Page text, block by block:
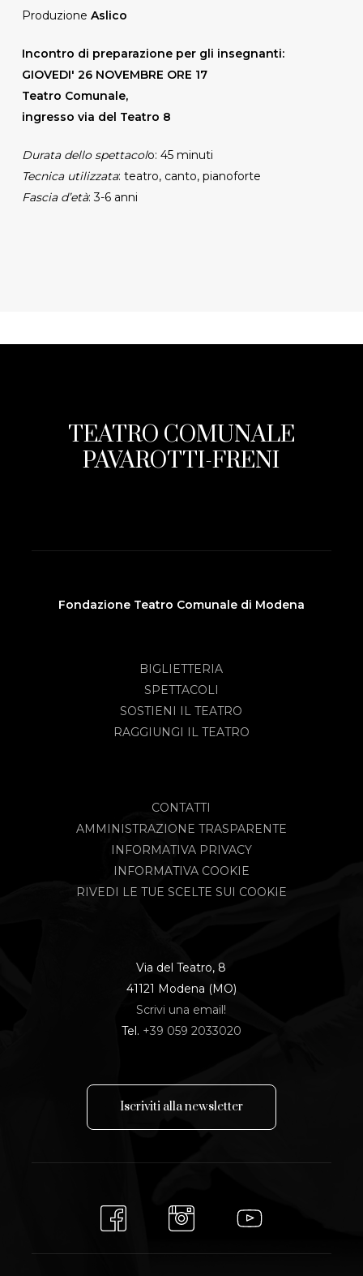
Produzione Aslico
Incontro di preparazione per gli insegnanti:
GIOVEDI' 26 NOVEMBRE ORE 17
Teatro Comunale,
ingresso via del Teatro 8
Durata dello spettacolo: 45 minuti
Tecnica utilizzata: teatro, canto, pianoforte
Fascia d’età: 3-6 anni
TEATRO COMUNALE
PAVAROTTI-FRENI
Fondazione Teatro Comunale di Modena
BIGLIETTERIA
SPETTACOLI
SOSTIENI IL TEATRO
RAGGIUNGI IL TEATRO
CONTATTI
AMMINISTRAZIONE TRASPARENTE
INFORMATIVA PRIVACY
INFORMATIVA COOKIE
RIVEDI LE TUE SCELTE SUI COOKIE
Via del Teatro, 8
41121 Modena (MO)
Scrivi una email!
Tel. +39 059 2033020
Iscriviti allanewsletter